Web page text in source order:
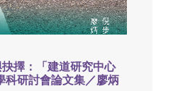
抉擇：「建道研究中心
科研討會論文集／廖炳